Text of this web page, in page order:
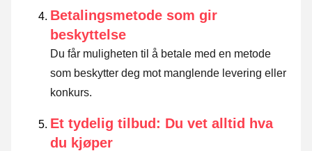
Betalingsmetode som gir
beskyttelse
Du får muligheten til å betale med en metode
som beskytter deg mot manglende levering eller
konkurs.
Et tydelig tilbud: Du vet alltid hva
du kjøper